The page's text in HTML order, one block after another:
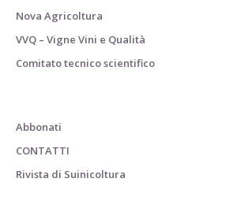
Nova Agricoltura
VVQ – Vigne Vini e Qualità
Comitato tecnico scientifico
Abbonati
CONTATTI
Rivista di Suinicoltura